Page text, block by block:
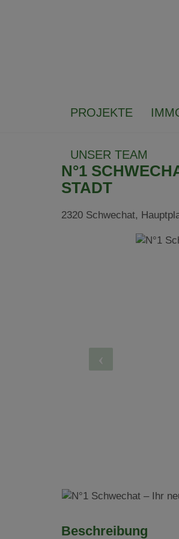
PROJEKTE
UNSER TEAM
N°1
STADT
2320 Schwechat,
Beschreibung